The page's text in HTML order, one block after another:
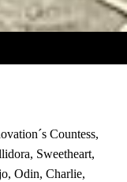
Countess,
Sweetheart,
Odin, Charlie,